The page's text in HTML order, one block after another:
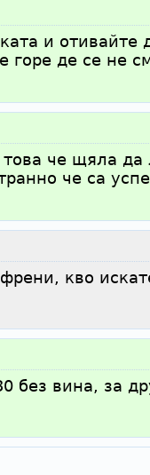
и отивайте
горе де се не
това че щяла
че са
кво
без вина, за